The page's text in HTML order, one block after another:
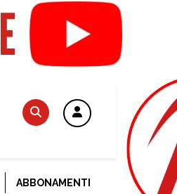
ABBONAMENTI